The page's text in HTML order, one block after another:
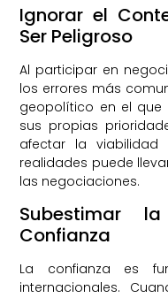
Ignorar el
Ser Peligroso
Al participar en
los errores más
geopolítico en el que
sus propias
afectar la viabilidad
realidades puede
las negociaciones.
Subestimar
Confianza
La confianza es
internacionales.